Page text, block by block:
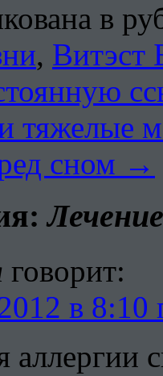
в
, Витэст
тяжелые
сном →
говорит:
в 8:10
аллергии